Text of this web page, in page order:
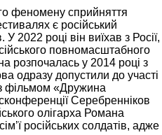
феномену сприйняття
є російський
2022 році він виїхав з Росії,
повномасштабного
розпочалась у 2014 році з
одразу допустили до участі
фільмом «Дружина
Серебренніков
олігарха Романа
російських солдатів, адже